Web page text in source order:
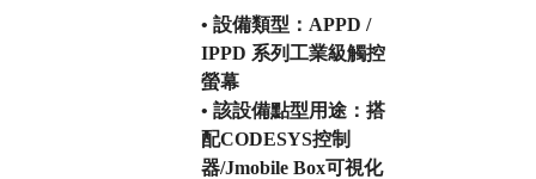
• 設備類型：APPD /
IPPD 系列工業級觸控
螢幕
• 該設備點型用途：搭
配CODESYS控制
器/Jmobile Box可視化